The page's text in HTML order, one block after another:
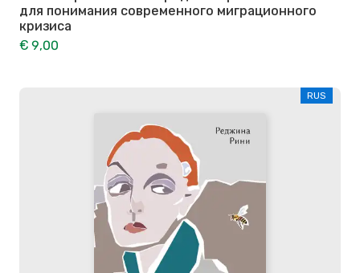
для понимания современного миграционного
кризиса
€ 9,00
RUS